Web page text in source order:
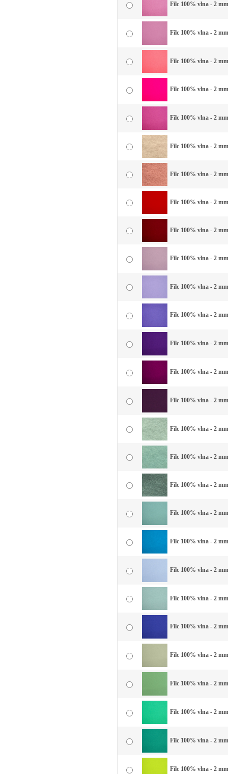
Filc 100% vlna - 2
Filc 100% vlna - 2
Filc 100% vlna - 2
Filc 100% vlna - 2
Filc 100% vlna - 2
Filc 100% vlna - 2
Filc 100% vlna - 2
Filc 100% vlna - 2
Filc 100% vlna - 2
Filc 100% vlna - 2
Filc 100% vlna - 2
Filc 100% vlna - 2
Filc 100% vlna - 2
Filc 100% vlna - 2
Filc 100% vlna - 2
Filc 100% vlna - 2
Filc 100% vlna - 2
Filc 100% vlna - 2
Filc 100% vlna - 2
Filc 100% vlna - 2
Filc 100% vlna - 2
Filc 100% vlna - 2
Filc 100% vlna - 2
Filc 100% vlna - 2
Filc 100% vlna - 2
Filc 100% vlna - 2
Filc 100% vlna - 2
Filc 100% vlna - 2